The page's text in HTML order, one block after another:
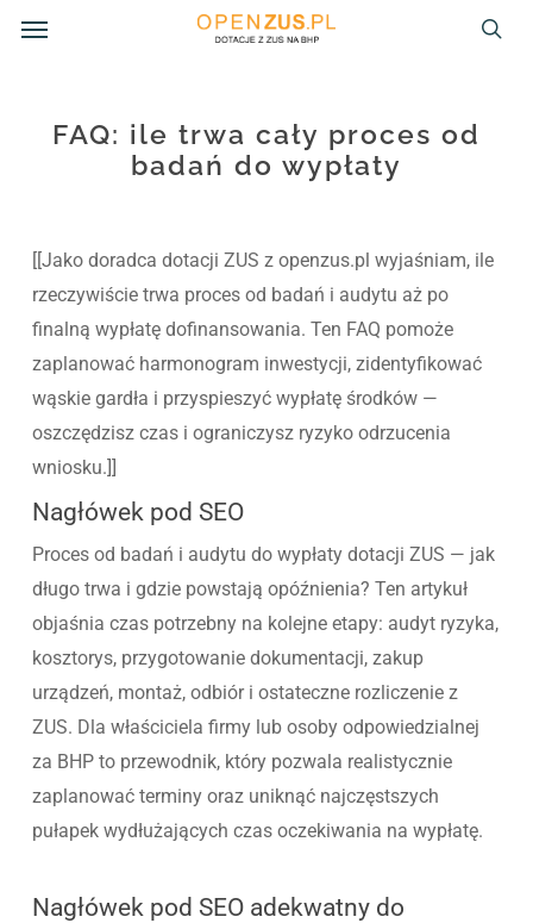
Skip
contentFAQ: ile trwa cały proces od
badań do wypłaty
[[Jako doradca dotacji ZUS z openzus.pl wyjaśniam, ile
rzeczywiście trwa proces od badań i audytu aż po
finalną wypłatę dofinansowania. Ten FAQ pomoże
zaplanować harmonogram inwestycji, zidentyfikować
wąskie gardła i przyspieszyć wypłatę środków —
oszczędzisz czas i ograniczysz ryzyko odrzucenia
wniosku.]]
Nagłówek pod SEO
Proces od badań i audytu do wypłaty dotacji ZUS — jak
długo trwa i gdzie powstają opóźnienia? Ten artykuł
objaśnia czas potrzebny na kolejne etapy: audyt ryzyka,
kosztorys, przygotowanie dokumentacji, zakup
urządzeń, montaż, odbiór i ostateczne rozliczenie z
ZUS. Dla właściciela firmy lub osoby odpowiedzialnej
za BHP to przewodnik, który pozwala realistycznie
zaplanować terminy oraz uniknąć najczęstszych
pułapek wydłużających czas oczekiwania na wypłatę.
Nagłówek pod SEO adekwatny do